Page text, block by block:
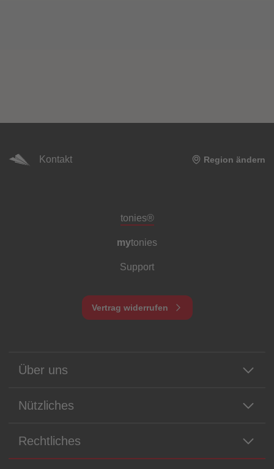
Kontakt Region ändern
Meta-Navigation Footer
tonies®
mytonies
Support
Vertrag widerrufen
Über uns
Nützliches
Rechtliches